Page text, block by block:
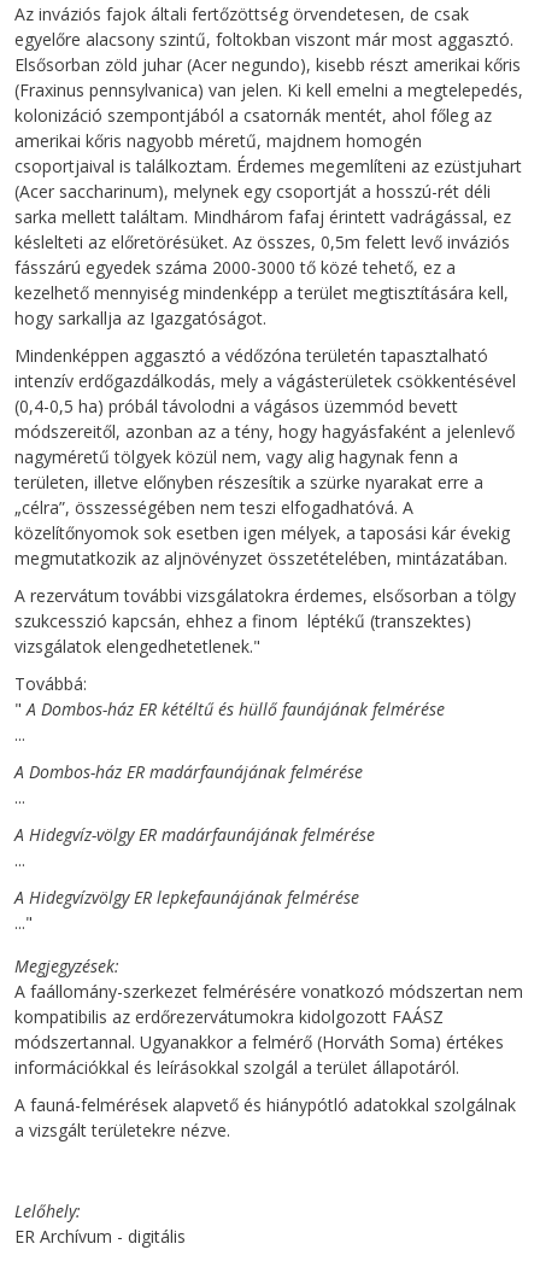
Az inváziós fajok általi fertőzöttség örvendetesen, de csak
egyelőre alacsony szintű, foltokban viszont már most aggasztó.
Elsősorban zöld juhar (Acer negundo), kisebb részt amerikai kőris
(Fraxinus pennsylvanica) van jelen. Ki kell emelni a megtelepedés,
kolonizáció szempontjából a csatornák mentét, ahol főleg az
amerikai kőris nagyobb méretű, majdnem homogén
csoportjaival is találkoztam. Érdemes megemlíteni az ezüstjuhart
(Acer saccharinum), melynek egy csoportját a hosszú-rét déli
sarka mellett találtam. Mindhárom fafaj érintett vadrágással, ez
késlelteti az előretörésüket. Az összes, 0,5m felett levő inváziós
fásszárú egyedek száma 2000-3000 tő közé tehető, ez a
kezelhető mennyiség mindenképp a terület megtisztítására kell,
hogy sarkallja az Igazgatóságot.
Mindenképpen aggasztó a védőzóna területén tapasztalható
intenzív erdőgazdálkodás, mely a vágásterületek csökkentésével
(0,4-0,5 ha) próbál távolodni a vágásos üzemmód bevett
módszereitől, azonban az a tény, hogy hagyásfaként a jelenlevő
nagyméretű tölgyek közül nem, vagy alig hagynak fenn a
területen, illetve előnyben részesítik a szürke nyarakat erre a
„célra”, összességében nem teszi elfogadhatóvá. A
közelítőnyomok sok esetben igen mélyek, a taposási kár évekig
megmutatkozik az aljnövényzet összetételében, mintázatában.
A rezervátum további vizsgálatokra érdemes, elsősorban a tölgy
szukcesszió kapcsán, ehhez a finom léptékű (transzektes)
vizsgálatok elengedhetetlenek."
Továbbá:
" A Dombos-ház ER kétéltű és hüllő faunájának felmérése
...
A Dombos-ház ER madárfaunájának felmérése
...
A Hidegvíz-völgy ER madárfaunájának felmérése
...
A Hidegvízvölgy ER lepkefaunájának felmérése
..."
Megjegyzések
A faállomány-szerkezet felmérésére vonatkozó módszertan nem
kompatibilis az erdőrezervátumokra kidolgozott FAÁSZ
módszertannal. Ugyanakkor a felmérő (Horváth Soma) értékes
információkkal és leírásokkal szolgál a terület állapotáról.
A fauná-felmérések alapvető és hiánypótló adatokkal szolgálnak
a vizsgált területekre nézve.
Lelőhely
ER Archívum - digitális